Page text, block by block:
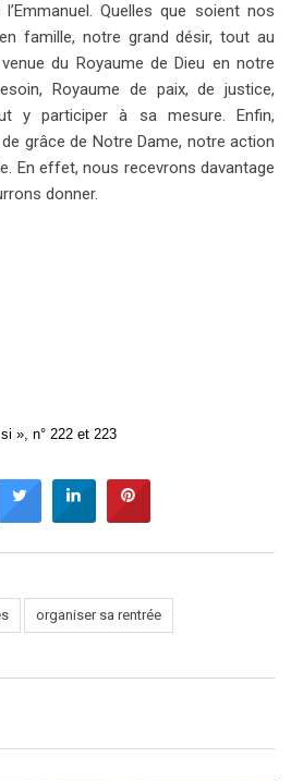
Quelles que soient nos
famille, notre grand désir, tout au
du Royaume de Dieu en notre
Royaume de paix, de justice,
y participer à sa mesure. Enfin,
grâce de Notre Dame, notre action
En effet, nous recevrons davantage
donner.
», n° 222 et 223
organiser sa rentrée